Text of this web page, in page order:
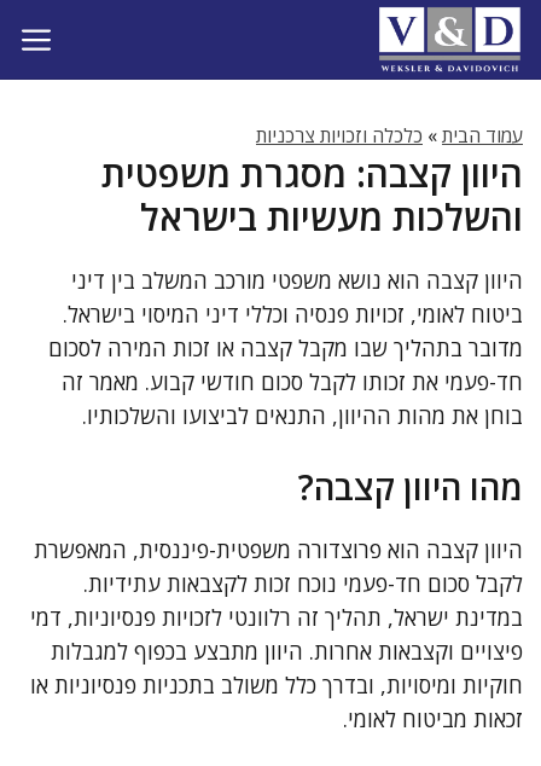
לדלג
לתוכן
עמוד הבית» כלכלה וזכויות צרכניות
היוון קצבה: מסגרת משפטית
והשלכות מעשיות בישראל
היוון קצבה הוא נושא משפטי מורכב המשלב בין דיני
ביטוח לאומי, זכויות פנסיה וכללי דיני המיסוי בישראל.
מדובר בתהליך שבו מקבל קצבה או זכות המירה לסכום
חד-פעמי את זכותו לקבל סכום חודשי קבוע. מאמר זה
בוחן את מהות ההיוון, התנאים לביצועו והשלכותיו.
מהו היוון קצבה?
היוון קצבה הוא פרוצדורה משפטית-פיננסית, המאפשרת
לקבל סכום חד-פעמי נוכח זכות לקצבאות עתידיות.
במדינת ישראל, תהליך זה רלוונטי לזכויות פנסיוניות, דמי
פיצויים וקצבאות אחרות. היוון מתבצע בכפוף למגבלות
חוקיות ומיסויות, ובדרך כלל משולב בתכניות פנסיוניות או
זכאות מביטוח לאומי.